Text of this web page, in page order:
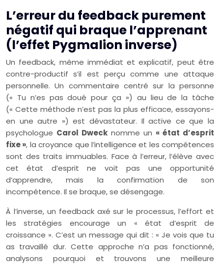
L’erreur du feedback purement
négatif qui braque l’apprenant
(l’effet Pygmalion inverse)
Un feedback, même immédiat et explicatif, peut être
contre-productif s’il est perçu comme une attaque
personnelle. Un commentaire centré sur la personne
(« Tu n’es pas doué pour ça ») au lieu de la tâche
(« Cette méthode n’est pas la plus efficace, essayons-
en une autre ») est dévastateur. Il active ce que la
psychologue Carol Dweck nomme un « état d’esprit
fixe », la croyance que l’intelligence et les compétences
sont des traits immuables. Face à l’erreur, l’élève avec
cet état d’esprit ne voit pas une opportunité
d’apprendre, mais la confirmation de son
incompétence. Il se braque, se désengage.
À l’inverse, un feedback axé sur le processus, l’effort et
les stratégies encourage un « état d’esprit de
croissance ». C’est un message qui dit : « Je vois que tu
as travaillé dur. Cette approche n’a pas fonctionné,
analysons pourquoi et trouvons une meilleure